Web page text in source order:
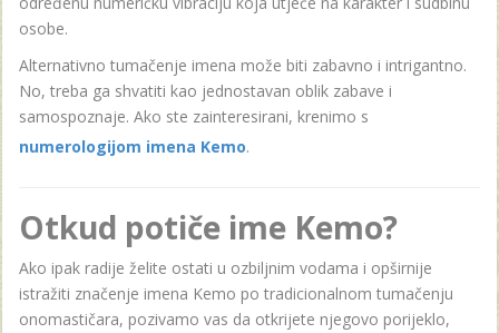
osobe.
Alternativno tumačenje imena može biti zabavno i intrigantno.
No, treba ga shvatiti kao jednostavan oblik zabave i
samospoznaje. Ako ste zainteresirani, krenimo s
numerologijom imena Kemo.
Otkud potiče ime Kemo?
Ako ipak radije želite ostati u ozbiljnim vodama i opširnije
istražiti značenje imena Kemo po tradicionalnom tumačenju
onomastičara, pozivamo vas da otkrijete njegovo porijeklo,